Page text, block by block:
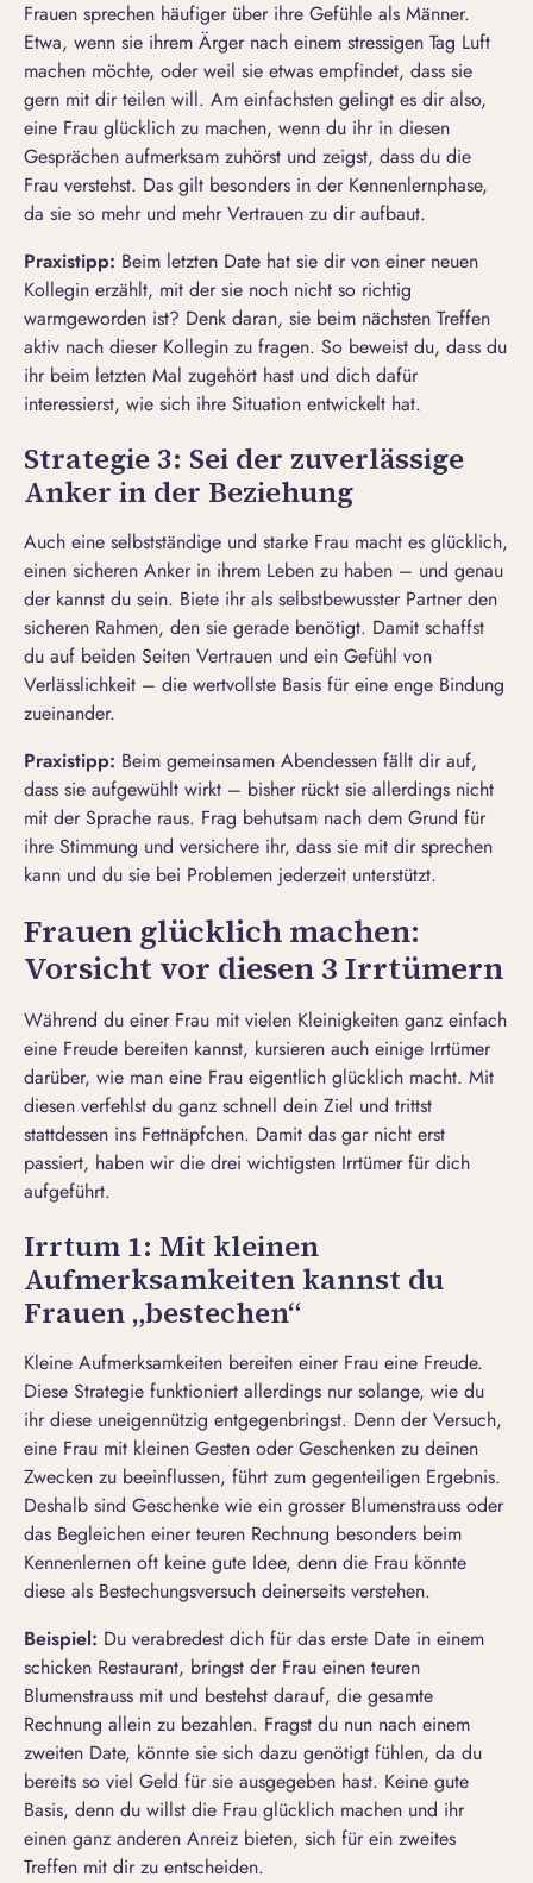
Frauen sprechen häufiger über ihre Gefühle als Männer.
Etwa, wenn sie ihrem Ärger nach einem stressigen Tag Luft
machen möchte, oder weil sie etwas empfindet, dass sie
gern mit dir teilen will. Am einfachsten gelingt es dir also,
eine Frau glücklich zu machen, wenn du ihr in diesen
Gesprächen aufmerksam zuhörst und zeigst, dass du die
Frau verstehst. Das gilt besonders in der Kennenlernphase,
da sie so mehr und mehr Vertrauen zu dir aufbaut.
Praxistipp: Beim letzten Date hat sie dir von einer neuen
Kollegin erzählt, mit der sie noch nicht so richtig
warmgeworden ist? Denk daran, sie beim nächsten Treffen
aktiv nach dieser Kollegin zu fragen. So beweist du, dass du
ihr beim letzten Mal zugehört hast und dich dafür
interessierst, wie sich ihre Situation entwickelt hat.
Strategie 3: Sei der zuverlässige
Anker in der Beziehung
Auch eine selbstständige und starke Frau macht es glücklich,
einen sicheren Anker in ihrem Leben zu haben – und genau
der kannst du sein. Biete ihr als selbstbewusster Partner den
sicheren Rahmen, den sie gerade benötigt. Damit schaffst
du auf beiden Seiten Vertrauen und ein Gefühl von
Verlässlichkeit – die wertvollste Basis für eine enge Bindung
zueinander.
Praxistipp: Beim gemeinsamen Abendessen fällt dir auf,
dass sie aufgewühlt wirkt – bisher rückt sie allerdings nicht
mit der Sprache raus. Frag behutsam nach dem Grund für
ihre Stimmung und versichere ihr, dass sie mit dir sprechen
kann und du sie bei Problemen jederzeit unterstützt.
Frauen glücklich machen:
Vorsicht vor diesen 3 Irrtümern
Während du einer Frau mit vielen Kleinigkeiten ganz einfach
eine Freude bereiten kannst, kursieren auch einige Irrtümer
darüber, wie man eine Frau eigentlich glücklich macht. Mit
diesen verfehlst du ganz schnell dein Ziel und trittst
stattdessen ins Fettnäpfchen. Damit das gar nicht erst
passiert, haben wir die drei wichtigsten Irrtümer für dich
aufgeführt.
Irrtum 1: Mit kleinen
Aufmerksamkeiten kannst du
Frauen „bestechen“
Kleine Aufmerksamkeiten bereiten einer Frau eine Freude.
Diese Strategie funktioniert allerdings nur solange, wie du
ihr diese uneigennützig entgegenbringst. Denn der Versuch,
eine Frau mit kleinen Gesten oder Geschenken zu deinen
Zwecken zu beeinflussen, führt zum gegenteiligen Ergebnis.
Deshalb sind Geschenke wie ein grosser Blumenstrauss oder
das Begleichen einer teuren Rechnung besonders beim
Kennenlernen oft keine gute Idee, denn die Frau könnte
diese als Bestechungsversuch deinerseits verstehen.
Beispiel: Du verabredest dich für das erste Date in einem
schicken Restaurant, bringst der Frau einen teuren
Blumenstrauss mit und bestehst darauf, die gesamte
Rechnung allein zu bezahlen. Fragst du nun nach einem
zweiten Date, könnte sie sich dazu genötigt fühlen, da du
bereits so viel Geld für sie ausgegeben hast. Keine gute
Basis, denn du willst die Frau glücklich machen und ihr
einen ganz anderen Anreiz bieten, sich für ein zweites
Treffen mit dir zu entscheiden.